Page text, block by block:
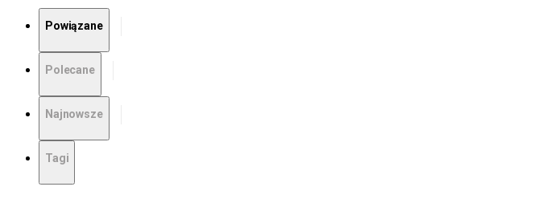
Powiązane
Polecane
Najnowsze
Tagi